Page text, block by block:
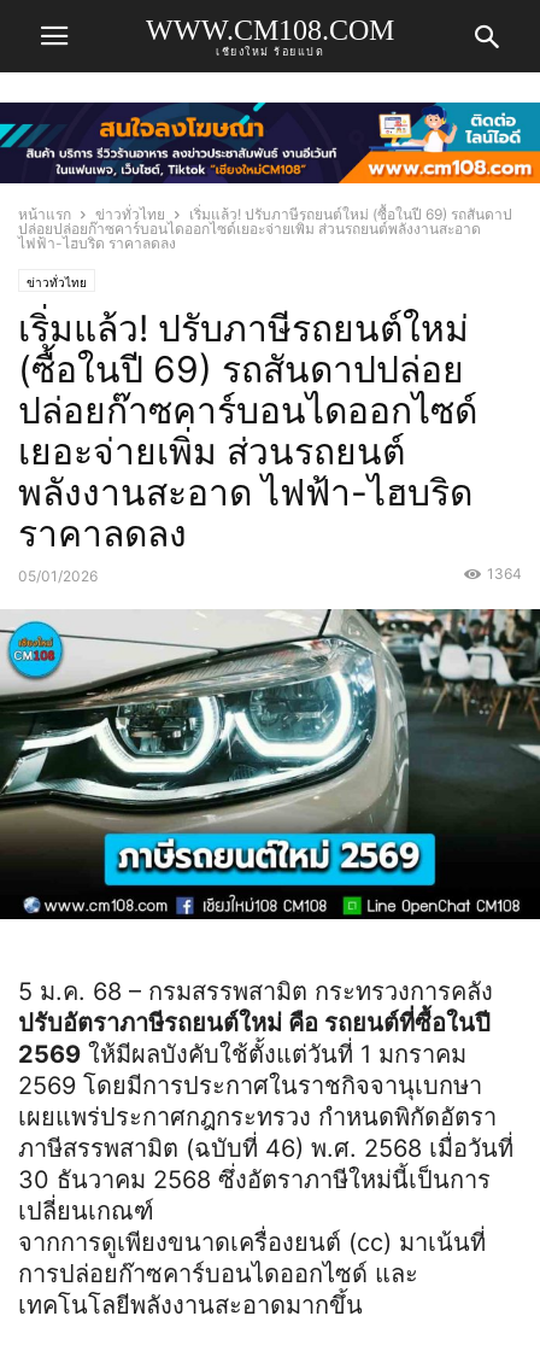
WWW.CM108.COM
เชียงใหม่ ร้อยแปด
หน้าแรก ข่าวทั่วไทย
เริ่มแล้ว! ปรับภาษีรถยนต์ใหม่ (ซื้อในปี 69) รถสันดาป
ปล่อยปล่อยก๊าซคาร์บอนไดออกไซด์เยอะจ่ายเพิ่ม ส่วนรถยนต์พลังงานสะอาด
ไฟฟ้า-ไฮบริด ราคาลดลง
ข่าวทั่วไทย
เริ่มแล้ว! ปรับภาษีรถยนต์ใหม่
(ซื้อในปี 69) รถสันดาปปล่อย
ปล่อยก๊าซคาร์บอนไดออกไซด์
เยอะจ่ายเพิ่ม ส่วนรถยนต์
พลังงานสะอาด ไฟฟ้า-ไฮบริด
ราคาลดลง
05/01/2026 1364
5 ม.ค. 68 – กรมสรรพสามิต กระทรวงการคลัง
ปรับอัตราภาษีรถยนต์ใหม่ คือ รถยนต์ที่ซื้อในปี
2569 ให้มีผลบังคับใช้ตั้งแต่วันที่ 1 มกราคม
2569 โดยมีการประกาศในราชกิจจานุเบกษา
เผยแพร่ประกาศกฎกระทรวง กำหนดพิกัดอัตรา
ภาษีสรรพสามิต (ฉบับที่ 46) พ.ศ. 2568 เมื่อวันที่
30 ธันวาคม 2568 ซึ่งอัตราภาษีใหม่นี้เป็นการ
เปลี่ยนเกณฑ์
จากการดูเพียงขนาดเครื่องยนต์ (cc) มาเน้นที่
การปล่อยก๊าซคาร์บอนไดออกไซด์ และ
เทคโนโลยีพลังงานสะอาดมากขึ้น